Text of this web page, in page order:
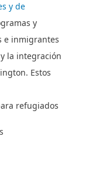
y de
y
e inmigrantes
la integración
Estos
refugiados